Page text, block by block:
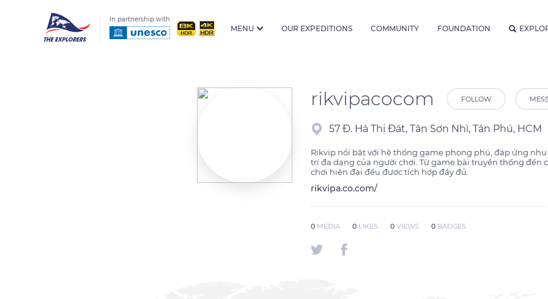
In partnership with
MENU OUR EXPEDITIONS COMMUNITY FOUNDATION
rikvipacocom FOLLOW
57 Đ. Hà Thị Đát, Tân Sơn Nhì, Tân Phú, HCM
Rikvip nổi bật với hệ thống game phong phú, đáp ứng
trí đa dạng của người chơi. Từ game bài truyền thống đến
chơi hiện đại đều được tích hợp đầy đủ.
rikvipa.co.com/
0 MEDIA 0 LIKES 0 VIEWS 0 BADGES